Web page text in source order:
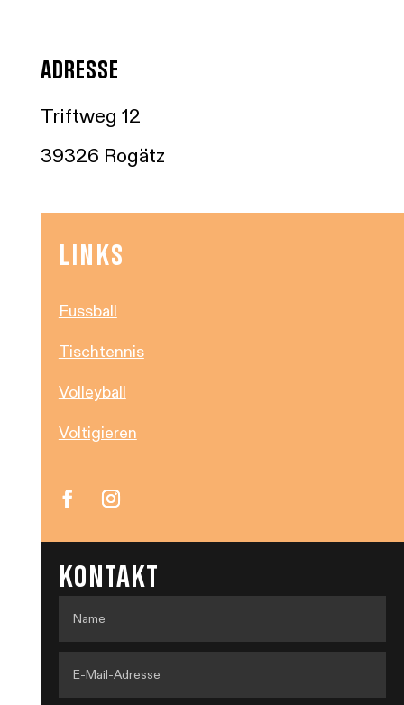
ADRESSE
Triftweg 12
39326 Rogätz
LINKS
Fussball
Tischtennis
Volleyball
Voltigieren
KONTAKT